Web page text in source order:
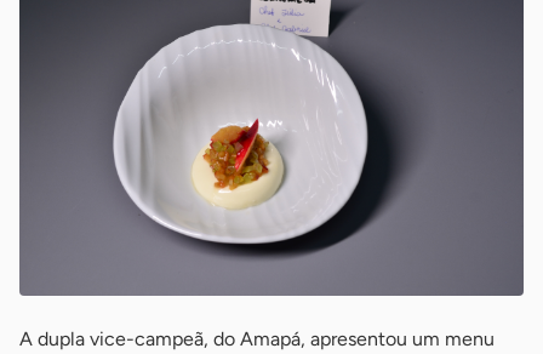
A dupla vice-campeã, do Amapá, apresentou um menu